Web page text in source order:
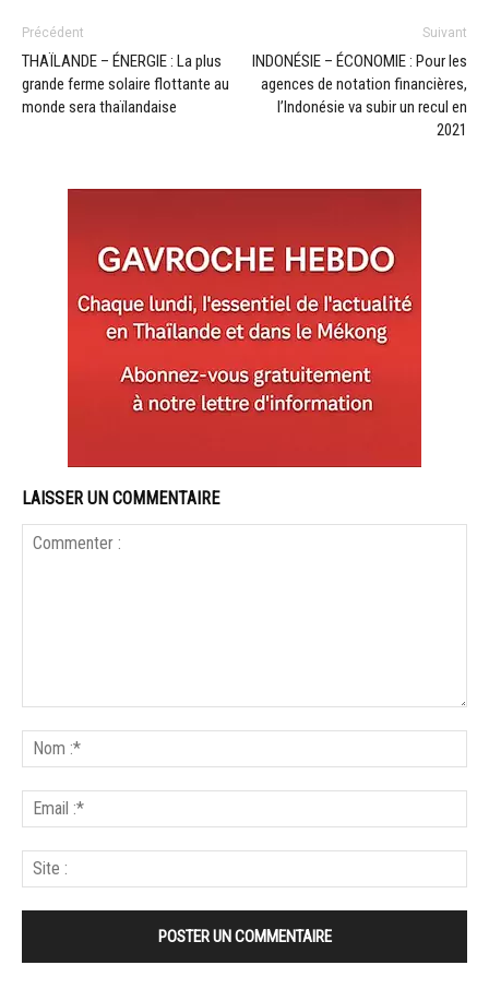
Précédent
THAÏLANDE – ÉNERGIE : La plus
grande ferme solaire flottante au
monde sera thaïlandaise
Suivant
INDONÉSIE – ÉCONOMIE : Pour les
agences de notation financières,
l’Indonésie va subir un recul en
2021
LAISSER UN COMMENTAIRE